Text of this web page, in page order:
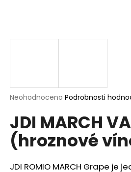
Průměrné
produktu
je
0,0
z
hvězdiček.
Neohodnoceno Podrobnosti
JDI MARCH
(hroznové
JDI ROMIO MARCH Grape je
í
o